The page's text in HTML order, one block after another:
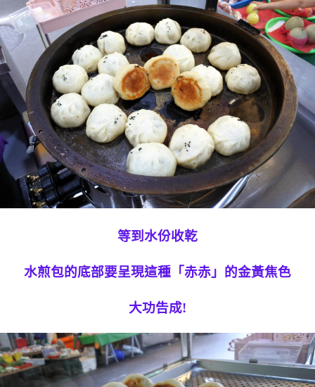
等到水份收乾
水煎包的底部要呈現這種「赤赤」的金黃焦色
大功告成!